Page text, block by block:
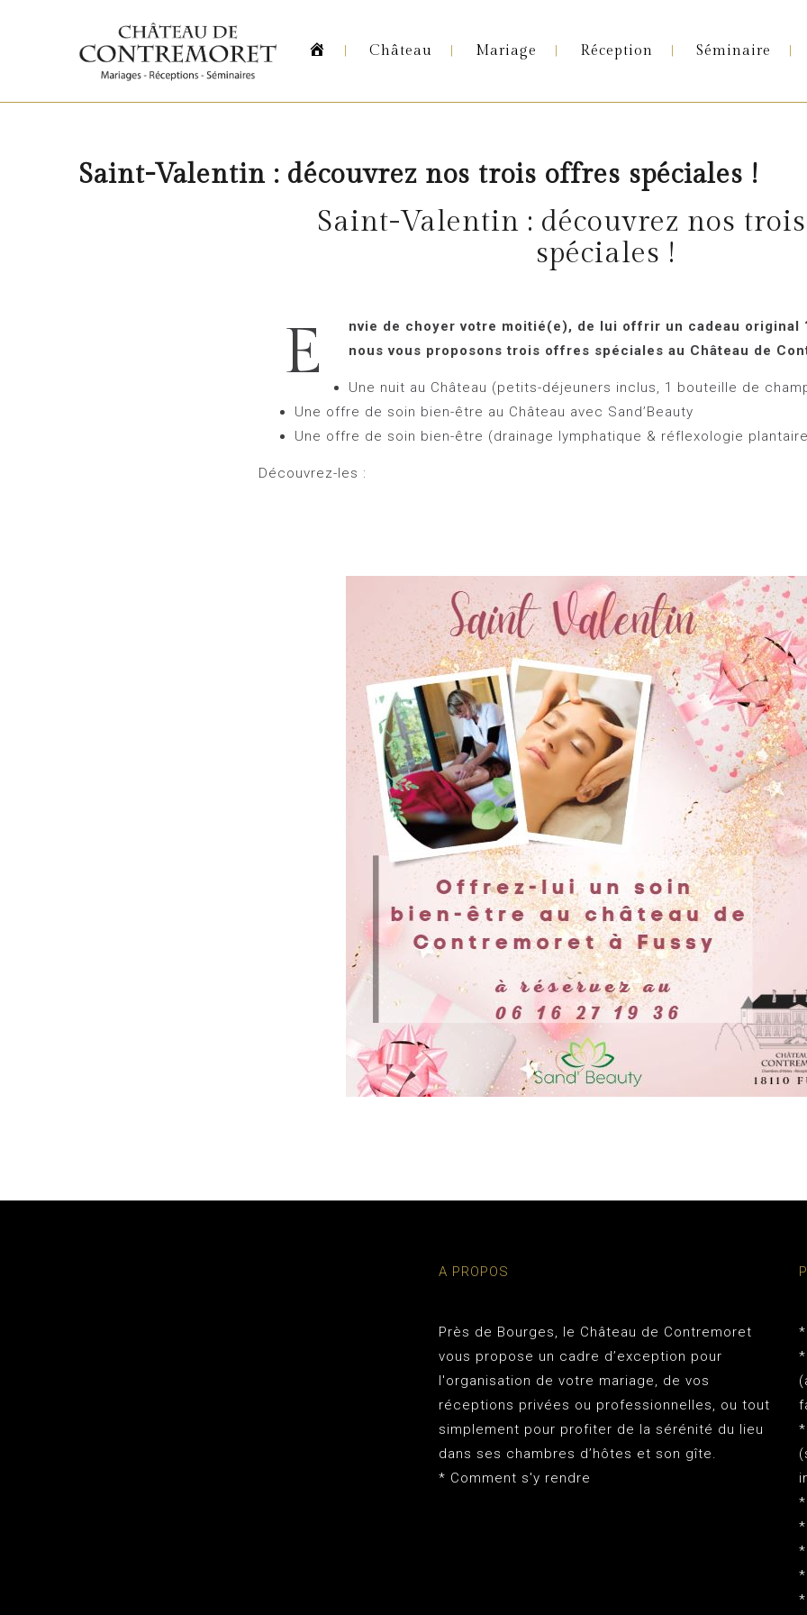
Homepage
Château Mariage Réception Séminaire
Saint-Valentin : découvrez nos trois offres spéciales !
Saint-Valentin : découvrez nos
spéciales !
E
nvie de choyer votre moitié(e), de lui offrir un cadeau original
nous vous proposons trois offres spéciales au Château de
Une nuit au Château (petits-déjeuners inclus, 1 bouteille de
Une offre de soin bien-être au Château avec Sand’Beauty
Une offre de soin bien-être (drainage lymphatique & réflexologie
Découvrez-les :
A PROPOS
Près de Bourges, le Château de Contremoret
vous propose un cadre d’exception pour
l'organisation de votre mariage, de vos
réceptions privées ou professionnelles, ou tout
simplement pour profiter de la sérénité du lieu
dans ses chambres d’hôtes et son gîte.
* Comment s'y rendre